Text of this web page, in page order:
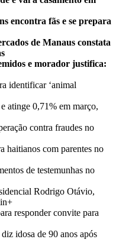
encontra fãs e se prepara
de Manaus constata
e morador justifica:
identificar ‘animal
atinge 0,71% em março,
contra fraudes no
haitianos com parentes no
de testemunhas no
Rodrigo Otávio,
responder convite para
idosa de 90 anos após